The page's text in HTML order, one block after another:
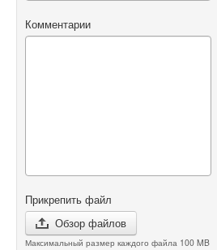
Комментарии
Прикрепить файл
Обзор файлов
Максимальный размер каждого файла 100 MB